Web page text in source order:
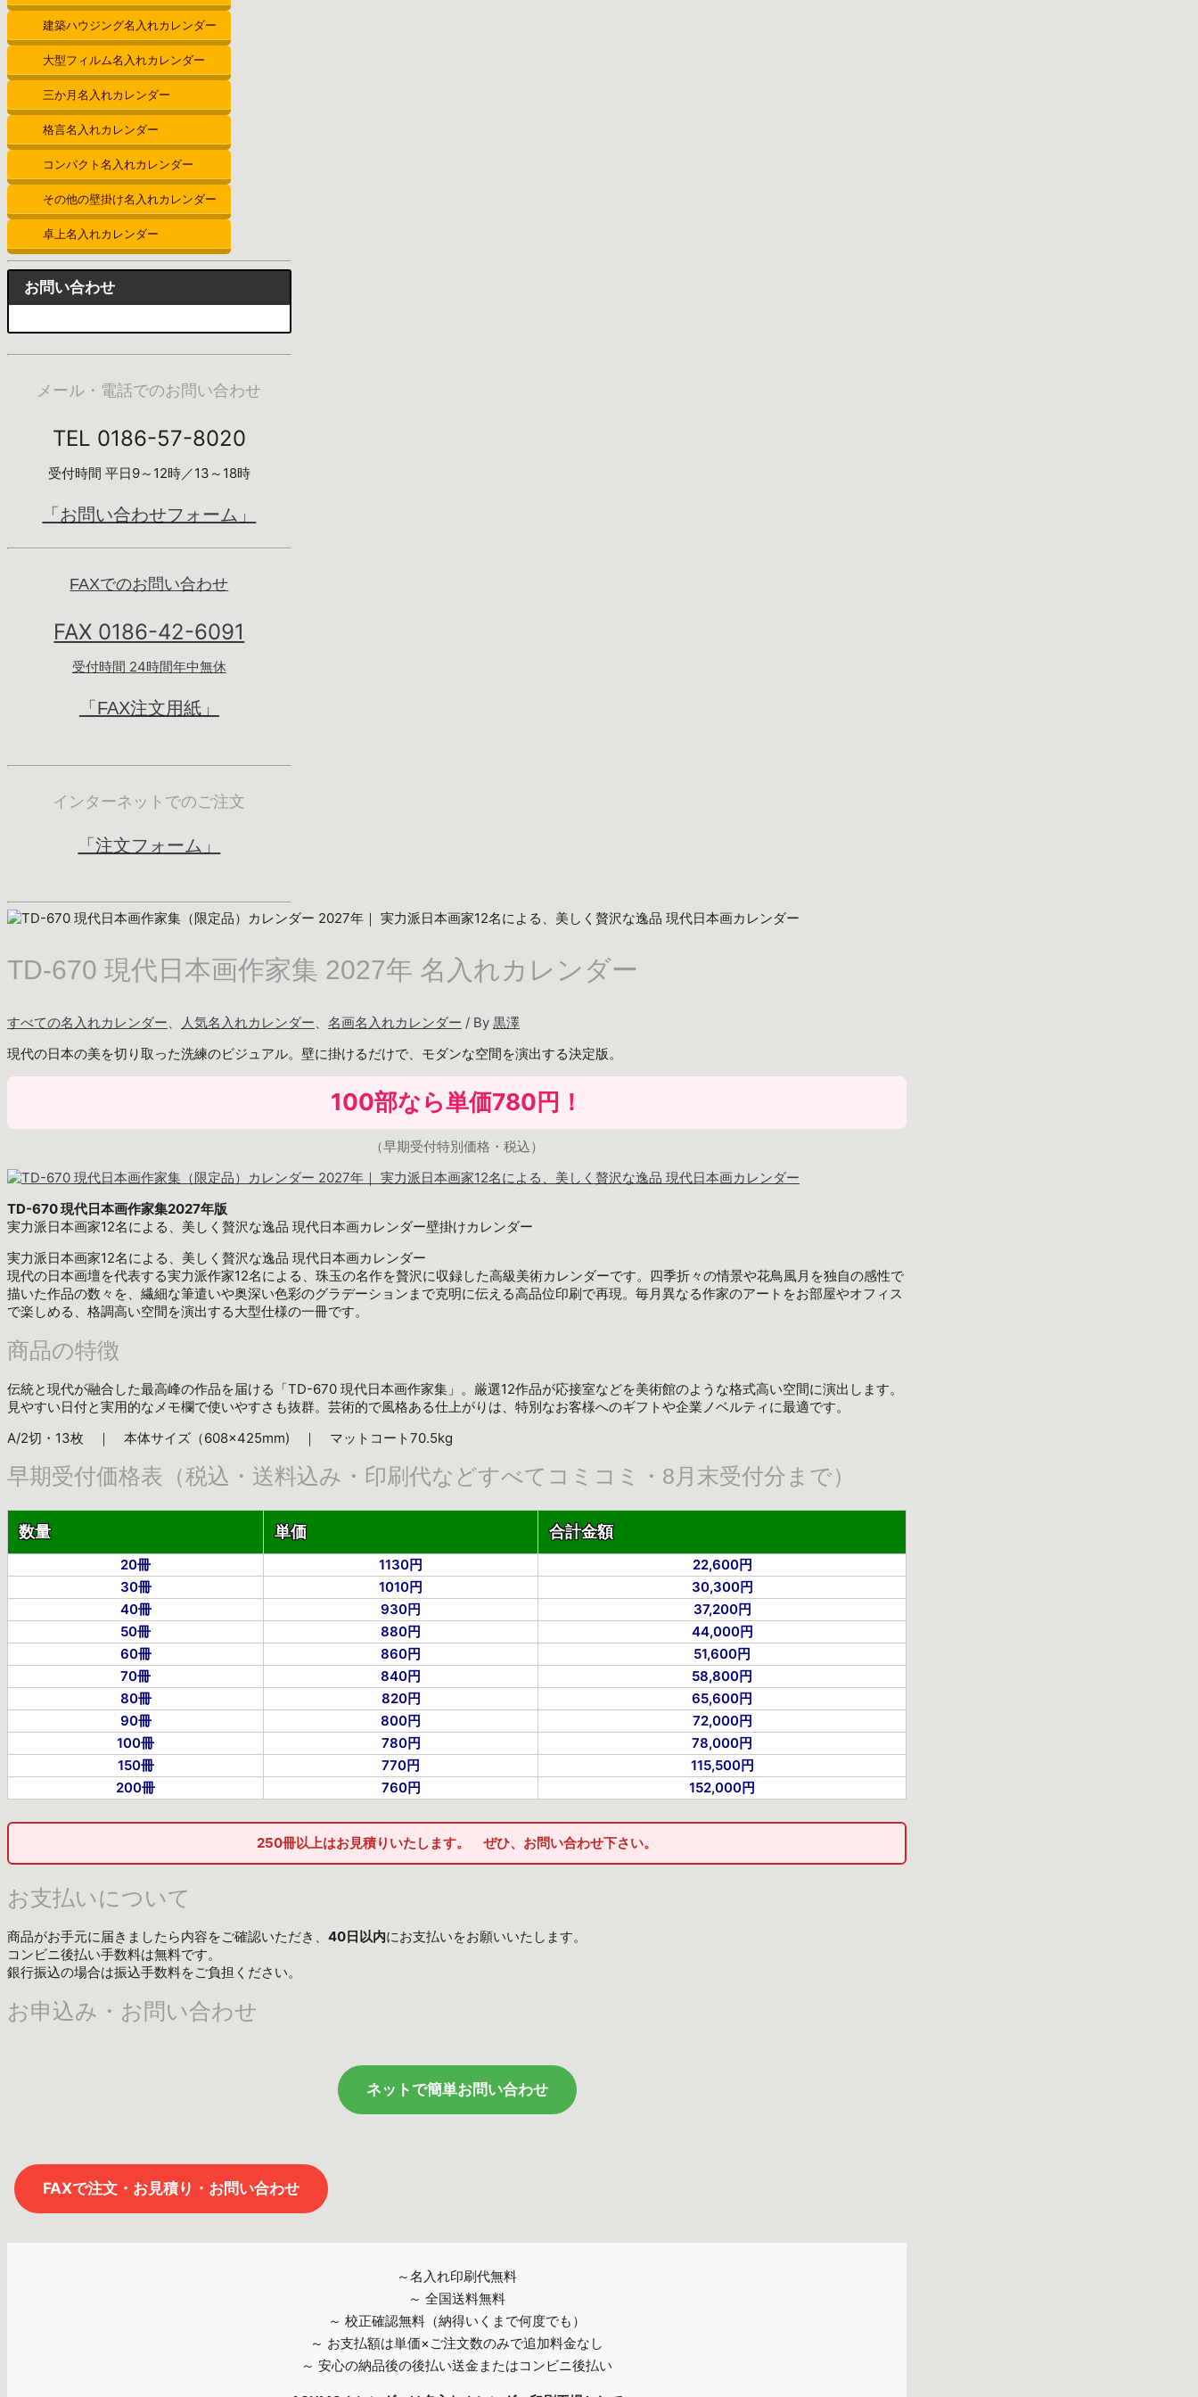
建築ハウジング名入れカレンダー
大型フィルム名入れカレンダー
三か月名入れカレンダー
格言名入れカレンダー
コンパクト名入れカレンダー
その他の壁掛け名入れカレンダー
卓上名入れカレンダー
お問い合わせ
メール・電話でのお問い合わせ
TEL 0186-57-8020
受付時間 平日9～12時／13～18時
「お問い合わせフォーム」
FAXでのお問い合わせ
FAX 0186-42-6091
受付時間 24時間年中無休
「FAX注文用紙」
インターネットでのご注文
「注文フォーム」
TD-670 現代日本画作家集 2027年 名入れカレンダー
すべての名入れカレンダー、 人気名入れカレンダー、 名画名入れカレンダー / By 黒澤
現代の日本の美を切り取った洗練のビジュアル。壁に掛けるだけで、モダンな空間を演出する決定版。
100部なら単価780円 ！
（早期受付特別価格・税込）
TD-670 現代日本画作家集2027年版
実力派日本画家12名による、美しく贅沢な逸品 現代日本画カレンダー壁掛けカレンダー
実力派日本画家12名による、美しく贅沢な逸品 現代日本画カレンダー
現代の日本画壇を代表する実力派作家12名による、珠玉の名作を贅沢に収録した高級美術カレンダーです。四季折々の情景や花鳥風月を独自の感性で
描いた作品の数々を、繊細な筆遣いや奥深い色彩のグラデーションまで克明に伝える高品位印刷で再現。毎月異なる作家のアートをお部屋やオフィス
で楽しめる、格調高い空間を演出する大型仕様の一冊です。
商品の特徴
伝統と現代が融合した最高峰の作品を届ける「TD-670 現代日本画作家集」。厳選12作品が応接室などを美術館のような格式高い空間に演出します。
見やすい日付と実用的なメモ欄で使いやすさも抜群。芸術的で風格ある仕上がりは、特別なお客様へのギフトや企業ノベルティに最適です。
A/2切・13枚 ｜ 本体サイズ（608×425mm) ｜ マットコート70.5kg
早期受付価格表（税込・送料込み・印刷代などすべてコミコミ・8月末受付分まで）
数量 単価 合計金額
20冊 1130円
22,600円
30冊
1010円
30,300円
40冊
930円
37,200円
50冊
880円
44,000円
60冊
860円
51,600円
70冊
840円
58,800円
80冊
820円
65,600円
90冊
800円
72,000円
100冊
780円
78,000円
150冊
770円
115,500円
200冊
760円 152,000円
250冊以上はお見積りいたします。 ぜひ、お問い合わせ下さい。
お支払いについて
商品がお手元に届きましたら内容をご確認いただき、 40日以内にお支払いをお願いいたします。
コンビニ後払い手数料は無料です。
銀行振込の場合は振込手数料をご負担ください。
お申込み・お問い合わせ
ネットで簡単お問い合わせ
FAXで注文・お見積り・お問い合わせ
～名入れ印刷代無料
～ 全国送料無料
～ 校正確認無料（納得いくまで何度でも）
～ お支払額は単価×ご注文数のみで追加料金なし
～ 安心の納品後の後払い送金またはコンビニ後払い